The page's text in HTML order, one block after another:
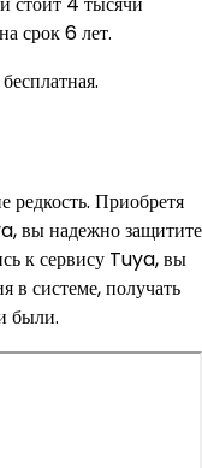
срок 6 лет.
редкость. Приобретя
вы надежно защитите
к сервису Tuya, вы
в системе, получать
были.